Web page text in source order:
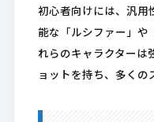
初心者向けには、汎用
能な「ルシファー」や
れらのキャラクターは
ョットを持ち、多くの